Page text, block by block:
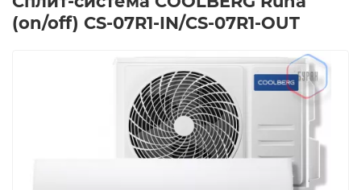
(on/off) CS-07R1-IN/CS-07R1-OUT